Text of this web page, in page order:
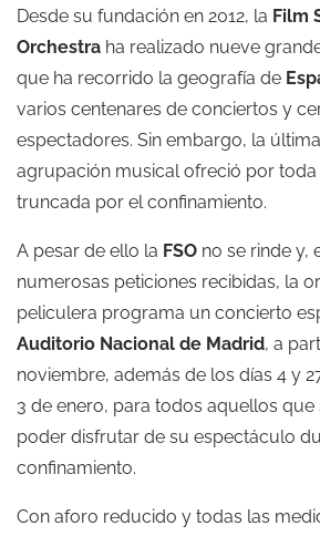
Desde su fundación en 2012, la Film
Orchestra ha realizado nueve
que ha recorrido la geografía de
varios centenares de conciertos y
espectadores. Sin embargo, la
agrupación musical ofreció por toda
truncada por el confinamiento.
A pesar de ello la FSO no se rinde y,
numerosas peticiones recibidas, la
peliculera programa un concierto
Auditorio Nacional de Madrid, a
noviembre, además de los días 4 y
3 de enero, para todos aquellos que
poder disfrutar de su espectáculo
confinamiento.
Con aforo reducido y todas las